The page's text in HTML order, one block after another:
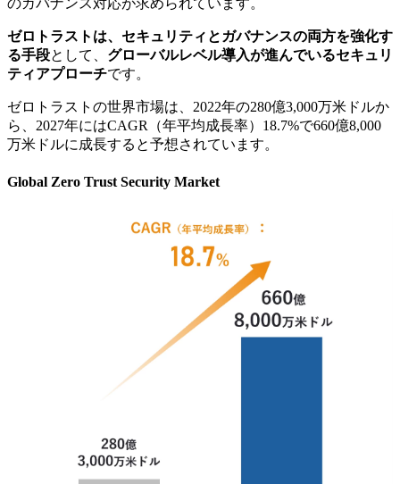
のガバナンス対応が求められています。
ゼロトラストは、セキュリティとガバナンスの両方を強化す
る手段として、 グローバルレベル導入が進んでいるセキュリ
ティアプローチです。
ゼロトラストの世界市場は、2022年の280億3,000万米ドルか
ら、2027年にはCAGR（年平均成長率）18.7%で660億8,000
万米ドルに成長すると予想されています。
Global Zero Trust Security Market